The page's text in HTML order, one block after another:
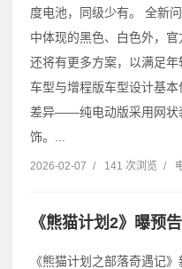
度电池，同级少有。 全新
中体现的黑色、白色外，
还将有更多方案，以满足
车型与增程版车型设计基
差异——纯电动版采用网状
饰。...
2026-02-07 / 141 次浏览 /
《熊猫计划2》曝预
《熊猫计划之部落奇遇记